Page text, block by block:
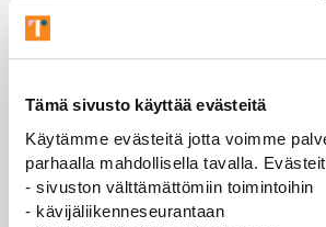
Tämä sivusto käyttää evästeitä
Käytämme evästeitä jotta voimme
parhaalla mahdollisella tavalla.
- sivuston välttämättömiin toimintoihin
- kävijäliikenneseurantaan
och Specialutbildades
fusioneras den 01.01.2026. Efter
Arbetslöshetskassan Ote.
Medlemskapen överförs automatiskt
kassan och medlemmarna behöver
åtgärder. Målet är att erbjuda ännu
smidigare service även i framtiden.